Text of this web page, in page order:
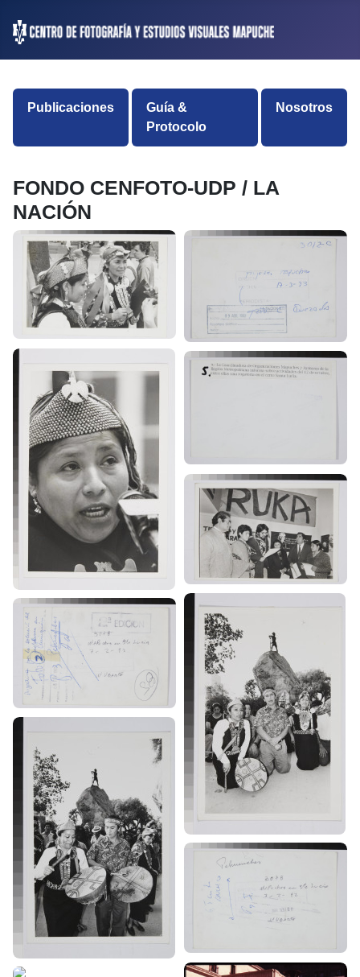
Publicaciones
Guía &
Protocolo
Nosotros
FONDO CENFOTO-UDP / LA
NACIÓN